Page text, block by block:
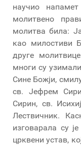
научио
молитвено
молитва била:
као милостиви
друге
многи су
Сине Божји,
св. Јефрем
Сирин, св.
Лествичник.
изговарала су
црквени устав,